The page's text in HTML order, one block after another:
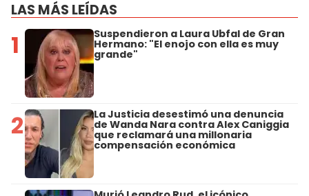
LAS MÁS LEÍDAS
1 Suspendieron a Laura Ubfal de Gran
Hermano: "El enojo con ella es muy
grande"
2 La Justicia desestimó una denuncia
de Wanda Nara contra Alex Caniggia
que reclamará una millonaria
compensación económica